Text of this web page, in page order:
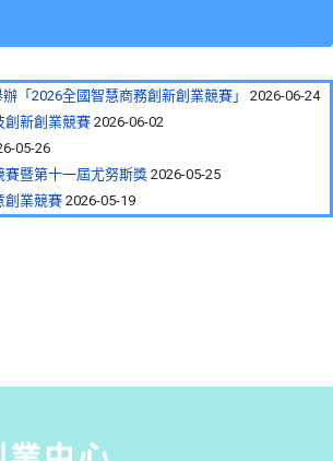
「2026全國智慧商務創新創業競賽」
2026-06-24
創新創業競賽 2026-06-02
05-26
賽暨第十一屆尤努斯獎 2026-05-25
創業競賽 2026-05-19